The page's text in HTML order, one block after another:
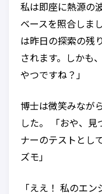
私は即座に熱源の
ベースを照合しま
は昨日の探索の残
されます。しかも
やつですね？」
博士は微笑みなが
した。 「おや、見
ナーのテストとし
ズモ」
「ええ！ 私のエ